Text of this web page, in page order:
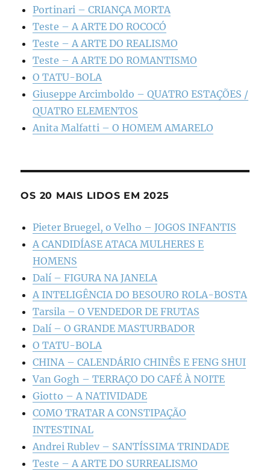
Portinari – CRIANÇA MORTA
Teste – A ARTE DO ROCOCÓ
Teste – A ARTE DO REALISMO
Teste – A ARTE DO ROMANTISMO
O TATU-BOLA
Giuseppe Arcimboldo – QUATRO ESTAÇÕES /
QUATRO ELEMENTOS
Anita Malfatti – O HOMEM AMARELO
OS 20 MAIS LIDOS EM 2025
Pieter Bruegel, o Velho – JOGOS INFANTIS
A CANDIDÍASE ATACA MULHERES E
HOMENS
Dalí – FIGURA NA JANELA
A INTELIGÊNCIA DO BESOURO ROLA-BOSTA
Tarsila – O VENDEDOR DE FRUTAS
Dalí – O GRANDE MASTURBADOR
O TATU-BOLA
CHINA – CALENDÁRIO CHINÊS E FENG SHUI
Van Gogh – TERRAÇO DO CAFÉ À NOITE
Giotto – A NATIVIDADE
COMO TRATAR A CONSTIPAÇÃO
INTESTINAL
Andrei Rublev – SANTÍSSIMA TRINDADE
Teste – A ARTE DO SURREALISMO